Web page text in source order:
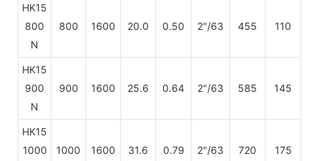
HK15
800
N
800 1600 20.0 0.50 2"/63 455 110
HK15
900
N
900 1600 25.6 0.64 2"/63 585 145
HK15
1000
1000 1600 31.6 0.79 2"/63 720 175